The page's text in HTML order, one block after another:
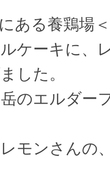
ある養鶏場
ケーキに、
した。
のエルダー
モンさんの